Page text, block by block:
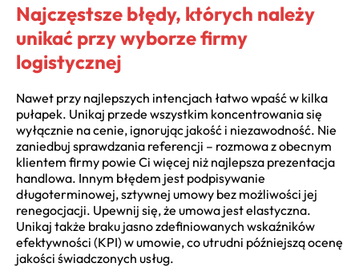
Najczęstsze błędy, których należy
unikać przy wyborze firmy
logistycznej
Nawet przy najlepszych intencjach łatwo wpaść w kilka
pułapek. Unikaj przede wszystkim koncentrowania się
wyłącznie na cenie, ignorując jakość i niezawodność. Nie
zaniedbuj sprawdzania referencji – rozmowa z obecnym
klientem firmy powie Ci więcej niż najlepsza prezentacja
handlowa. Innym błędem jest podpisywanie
długoterminowej, sztywnej umowy bez możliwości jej
renegocjacji. Upewnij się, że umowa jest elastyczna.
Unikaj także braku jasno zdefiniowanych wskaźników
efektywności (KPI) w umowie, co utrudni późniejszą ocenę
jakości świadczonych usług.